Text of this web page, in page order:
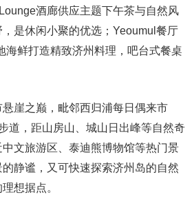
酒廊供应主题下午茶与自然风
是休闲小聚的优选；Yeoumul餐厅
海鲜打造精致济州料理，吧台式餐桌
崖之巅，毗邻西归浦每日偶来市
道，距山房山、城山日出峰等自然奇
文旅游区、泰迪熊博物馆等热门景
静谧，又可快速探索济州岛的自然
想据点。